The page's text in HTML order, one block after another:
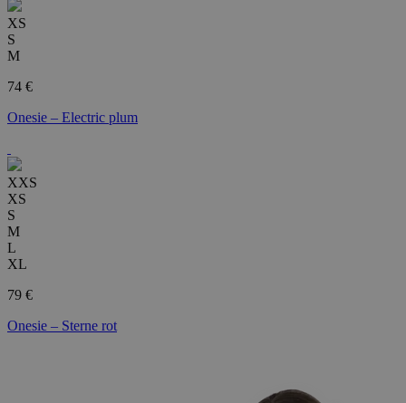
XS
S
M
74 €
Onesie – Electric plum
XXS
XS
S
M
L
XL
79 €
Onesie – Sterne rot